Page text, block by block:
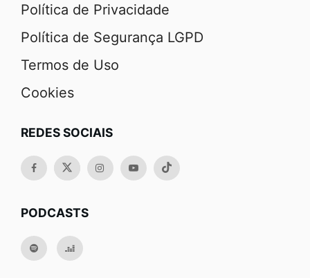
Política de Privacidade
Política de Segurança LGPD
Termos de Uso
Cookies
REDES SOCIAIS
PODCASTS